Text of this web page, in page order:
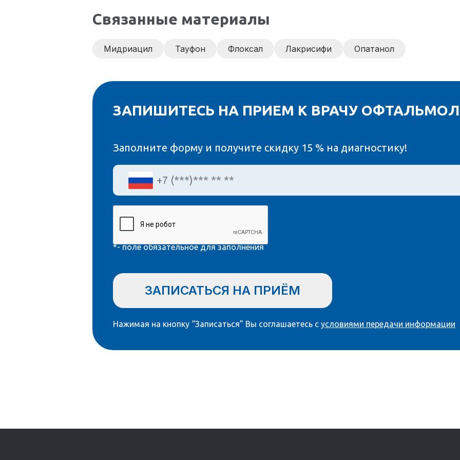
Связанные материалы
Мидриацил Тауфон Флоксал Лакрисифи Опатанол
ЗАПИШИТЕСЬ НА ПРИЕМ К ВРАЧУ
Заполните форму и получите скидку 15 % на диагностику!
*- поле обязательное для заполнения
ЗАПИСАТЬСЯ НА ПРИЁМ
Нажимая на кнопку “Записаться” Вы соглашаетесь с условиями передачи информации